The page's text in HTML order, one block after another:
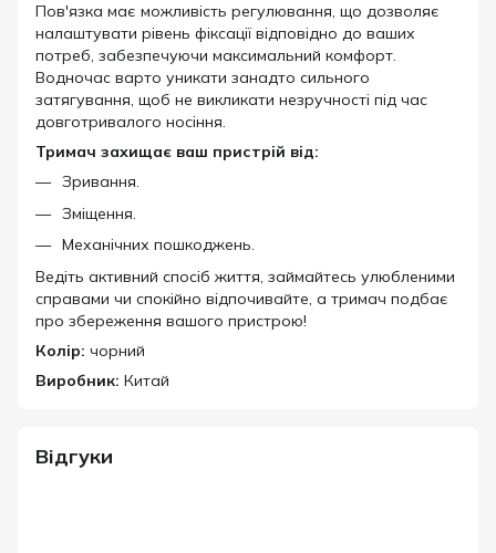
Пов'язка має можливість регулювання, що дозволяє
налаштувати рівень фіксації відповідно до ваших
потреб, забезпечуючи максимальний комфорт.
Водночас варто уникати занадто сильного
затягування, щоб не викликати незручності під час
довготривалого носіння.
Тримач захищає ваш пристрій від:
Зривання.
Зміщення.
Механічних пошкоджень.
Ведіть активний спосіб життя, займайтесь улюбленими
справами чи спокійно відпочивайте, а тримач подбає
про збереження вашого пристрою!
Колір: чорний
Виробник: Китай
Відгуки